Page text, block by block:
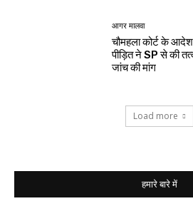
आगर मालवा
चौमहला कोर्ट के
पीड़ित ने SP से की
जांच की मांग
Load more
हमारे बारे में